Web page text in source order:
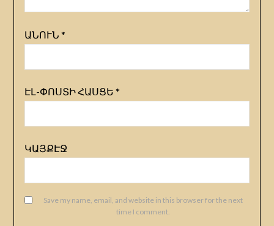
ԱՆՈՒՆ *
ԷԼ-ՓՈՍՏԻ ՀԱՍՑԵ *
ԿԱՅՔԷՋ
Save my name, email, and website in this browser for the next
time I comment.